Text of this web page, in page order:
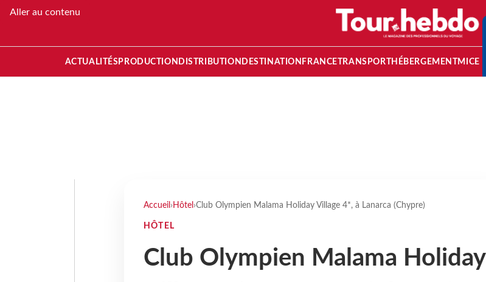
Aller au contenu
ACTUALITÉS PRODUCTION DISTRIBUTION DESTINATION FRANCETRANSPORT HÉBERGEMENTMICE
Accueil › Hôtel ›Club Olympien Malama Holiday Village 4*, à Lanarca (Chypre)
HÔTEL
Club Olympien Malama Holiday